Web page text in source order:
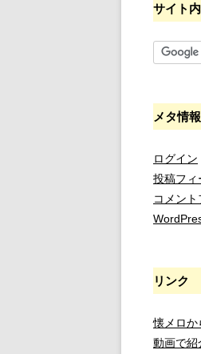
サイト
メタ情報
ログイン
投稿フィ
コメント
リンク
懐メロか
動画で紹